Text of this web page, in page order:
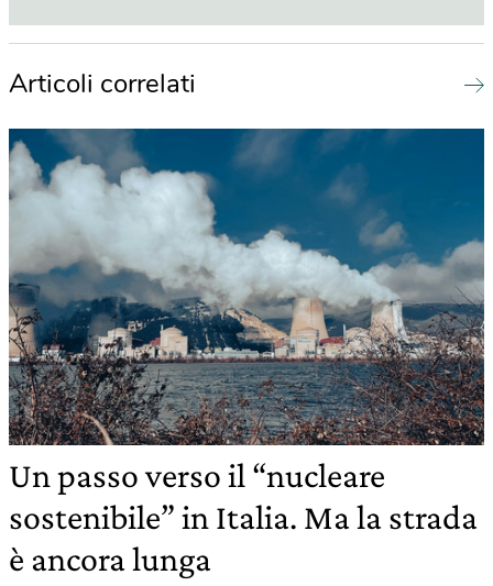
Articoli correlati
Un passo verso il “nucleare
sostenibile” in Italia. Ma la strada
è ancora lunga